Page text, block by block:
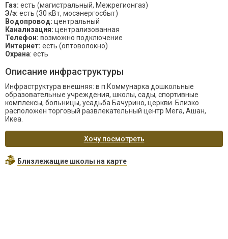
Газ: есть (магистральный, Межрегионгаз)
Э/э: есть (30 кВт, мосэнергосбыт)
Водопровод: центральный
Канализация: централизованная
Телефон: возможно подключение
Интернет: есть (оптоволокно)
Охрана: есть
Описание инфраструктуры
Инфраструктура внешняя: в п.Коммунарка дошкольные
образовательные учреждения, школы, сады, спортивные
комплексы, больницы, усадьба Бачурино, церкви. Близко
расположен торговый развлекательный центр Мега, Ашан,
Икеа.
Хочу посмотреть
Близлежащие школы на карте